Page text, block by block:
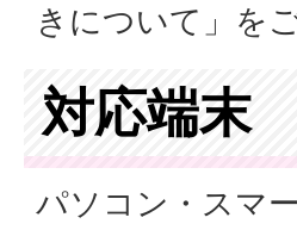
きについて」を
対応端末
パソコン・スマ